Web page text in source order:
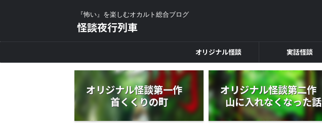
『怖い』を楽しむオカルト総合ブログ
怪談夜行列車
オリジナル怪談 実話怪談
オリジナル怪談第一作
首くくりの町
オリジナル怪談第二作
山に入れなくなった話